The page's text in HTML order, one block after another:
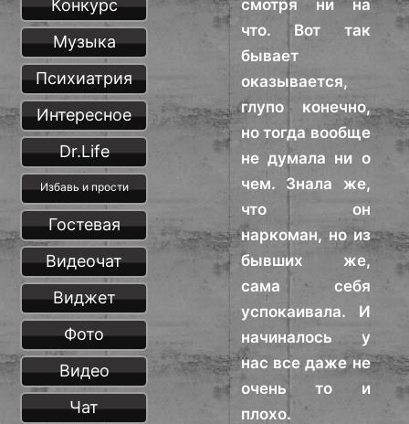
смотря ни на
что. Вот так
бывает
оказывается,
глупо конечно,
но тогда вообще
не думала ни о
чем. Знала же,
что он
наркоман, но из
бывших же,
сама себя
успокаивала. И
начиналось у
нас все даже не
очень то и
плохо.
Конкурс
Музыка
Психиатрия
Интересное
Dr.Life
Избавь и прости
Гостевая
Видеочат
Виджет
Фото
Видео
Чат